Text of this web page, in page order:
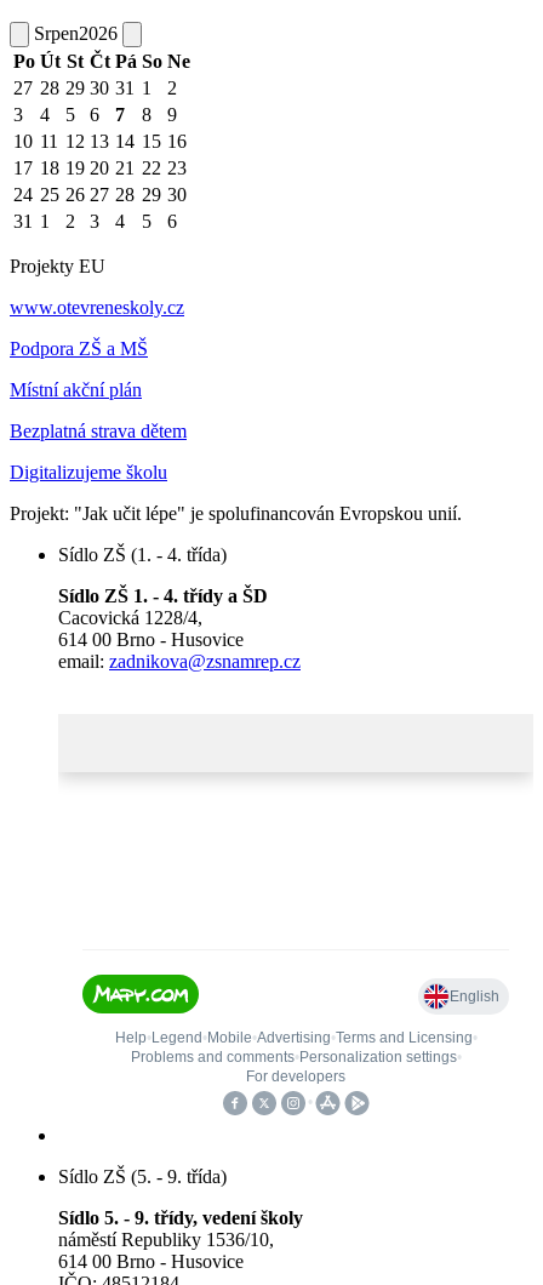
Srpen2026
Po Út St Čt Pá So Ne
27 28 29 30 31 1
2
3
4 5 6 7 8
9
10 11 12 13 14 15 16
17 18 19 20 21 22 23
24 25 26 27 28 29 30
31 1 2 3 4 5 6
Projekty EU
www.otevreneskoly.cz
Podpora ZŠ a MŠ
Místní akční plán
Bezplatná strava dětem
Digitalizujeme školu
Projekt: "Jak učit lépe" je spolufinancován Evropskou unií.
Sídlo ZŠ (1. - 4. třída)
Sídlo ZŠ 1. - 4. třídy a ŠD
Cacovická 1228/4,
614 00 Brno - Husovice
email: zadnikova@zsnamrep.cz
Sídlo ZŠ (5. - 9. třída)
Sídlo 5. - 9. třídy, vedení školy
náměstí Republiky 1536/10,
614 00 Brno - Husovice